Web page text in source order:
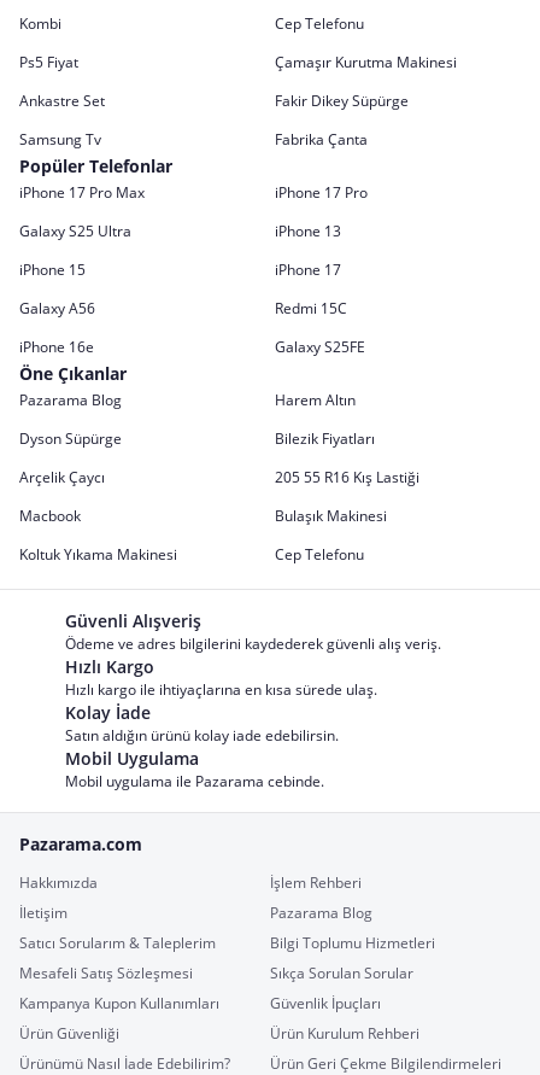
Kombi
Cep Telefonu
Ps5 Fiyat
Çamaşır Kurutma Makinesi
Ankastre Set
Fakir Dikey Süpürge
Samsung Tv
Fabrika Çanta
Popüler Telefonlar
iPhone 17 Pro Max
iPhone 17 Pro
Galaxy S25 Ultra
iPhone 13
iPhone 15
iPhone 17
Galaxy A56
Redmi 15C
iPhone 16e
Galaxy S25FE
Öne Çıkanlar
Pazarama Blog
Harem Altın
Dyson Süpürge
Bilezik Fiyatları
Arçelik Çaycı
205 55 R16 Kış Lastiği
Macbook
Bulaşık Makinesi
Koltuk Yıkama Makinesi
Cep Telefonu
Güvenli Alışveriş
Ödeme ve adres bilgilerini kaydederek güvenli alış veriş.
Hızlı Kargo
Hızlı kargo ile ihtiyaçlarına en kısa sürede ulaş.
Kolay İade
Satın aldığın ürünü kolay iade edebilirsin.
Mobil Uygulama
Mobil uygulama ile Pazarama cebinde.
Pazarama.com
Hakkımızda
İşlem Rehberi
İletişim
Pazarama Blog
Satıcı Sorularım & Taleplerim
Bilgi Toplumu Hizmetleri
Mesafeli Satış Sözleşmesi
Sıkça Sorulan Sorular
Kampanya Kupon Kullanımları
Güvenlik İpuçları
Ürün Güvenliği
Ürün Kurulum Rehberi
Ürünümü Nasıl İade Edebilirim?
Ürün Geri Çekme Bilgilendirmeleri